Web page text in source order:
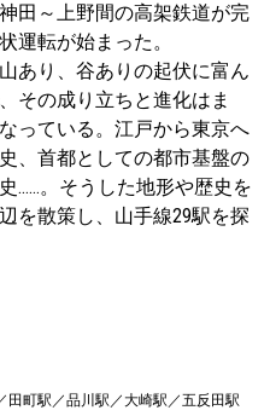
田～上野間の高架鉄道が完
運転が始まった。
あり、谷ありの起伏に富ん
その成り立ちと進化はま
っている。江戸から東京へ
、首都としての都市基盤の
……。そうした地形や歴史を
を散策し、山手線29駅を探
町駅／品川駅／大崎駅／五反田駅